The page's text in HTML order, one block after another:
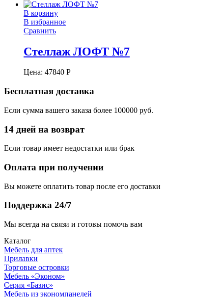
В корзину
В избранное
Сравнить
Стеллаж ЛОФТ №7
Цена: 47840 Р
Бесплатная доставка
Если сумма вашего заказа более 100000 руб.
14 дней на возврат
Если товар имеет недостатки или брак
Оплата при получении
Вы можете оплатить товар после его доставки
Поддержка 24/7
Мы всегда на связи и готовы помочь вам
Каталог
Мебель для аптек
Прилавки
Торговые островки
Мебель «Эконом»
Серия «Базис»
Мебель из экономпанелей